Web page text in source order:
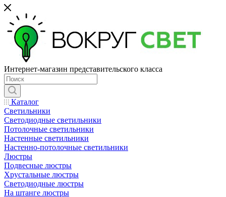
Интернет-магазин представительского класса
Каталог
Светильники
Светодиодные светильники
Потолочные светильники
Настенные светильники
Настенно-потолочные светильники
Люстры
Подвесные люстры
Хрустальные люстры
Светодиодные люстры
На штанге люстры